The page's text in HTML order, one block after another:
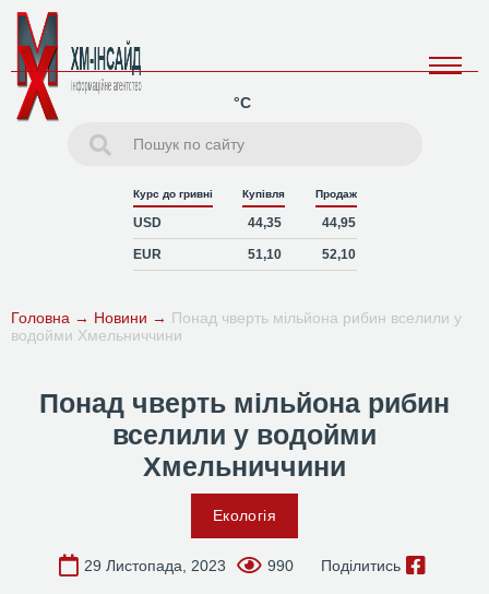
°C
Курс до гривні Купівля Продаж
USD 44,35 44,95
EUR 51,10 52,10
Головна → Новини → Понад чверть мільйона рибин вселили у
водойми Хмельниччини
Понад чверть мільйона рибин
вселили у водойми
Хмельниччини
Екологія
29 Листопада, 2023 990 Поділитись